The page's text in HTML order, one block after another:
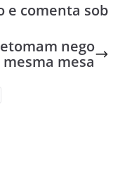
e comenta sob
nego
mesa